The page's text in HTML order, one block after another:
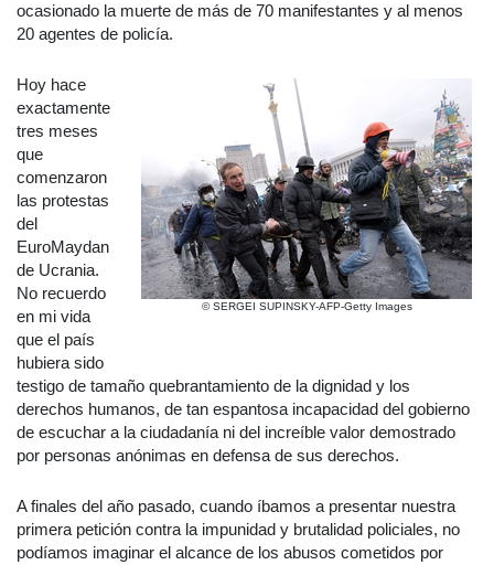
ocasionado la muerte de más de 70 manifestantes y al menos
20 agentes de policía.
© SERGEI SUPINSKY-AFP-Getty Images
Hoy hace
exactamente
tres meses
que
comenzaron
las protestas
del
EuroMaydan
de Ucrania.
No recuerdo
en mi vida
que el país
hubiera sido
testigo de tamaño quebrantamiento de la dignidad y los
derechos humanos, de tan espantosa incapacidad del gobierno
de escuchar a la ciudadanía ni del increíble valor demostrado
por personas anónimas en defensa de sus derechos.
A finales del año pasado, cuando íbamos a presentar nuestra
primera petición contra la impunidad y brutalidad policiales, no
podíamos imaginar el alcance de los abusos cometidos por